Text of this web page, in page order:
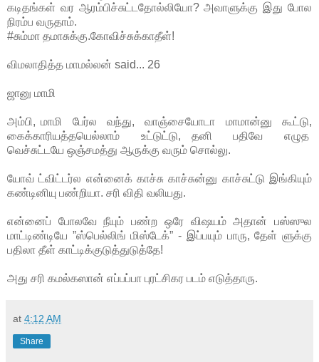
கடிதங்கள் வர ஆரம்பிச்சுட்டதோல்லியோ? அவாளுக்கு இது போல
நிரம்ப வருதாம்.
#சும்மா தமாசுக்கு.கோவிச்சுக்காதீள்!
விமலாதித்த மாமல்லன் said... 26
ஜானு மாமி
அம்பி, மாமி பேர்ல வந்து, வாஞ்சையோடா மாமான்னு கூட்டு,
கைக்காரியத்தயெல்லாம் உட்டுட்டு, தனி பதிவே எழுத
வெச்சுட்டயே ஒஞ்சமத்து ஆருக்கு வரும் சொல்லு.
யோவ் ட்விட்டர்ல என்னைக் காச்சு காச்சுன்னு காச்சுட்டு இங்கியும்
கண்டினியு பண்றியா. சரி விதி வலியது.
என்னைப் போலவே நீயும் பண்ற ஒரே விஷயம் அதான் பஸ்ஸுல
மாட்டிண்டியே ”ஸ்பெல்லிங் மிஸ்டேக்” - இப்பயும் பாரு, தேள் ளுக்கு
பதிலா தீள் காட்டிக்குடுத்துடுத்தே!
அது சரி கமல்கஸான் எப்பப்பா புரட்சிகர படம் எடுத்தாரு.
at 4:12 AM
Share